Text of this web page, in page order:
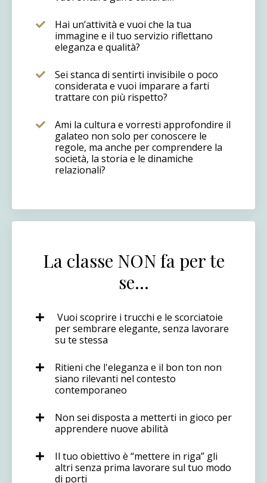
Hai un’attività e vuoi che la tua
immagine e il tuo servizio riflettano
eleganza e qualità?
Sei stanca di sentirti invisibile o poco
considerata e vuoi imparare a farti
trattare con più rispetto?
Ami la cultura e vorresti approfondire il
galateo non solo per conoscere le
regole, ma anche per comprendere la
società, la storia e le dinamiche
relazionali?
La classe NON fa per te
se…
Vuoi scoprire i trucchi e le scorciatoie
per sembrare elegante, senza lavorare
su te stessa
Ritieni che l'eleganza e il bon ton non
siano rilevanti nel contesto
contemporaneo
Non sei disposta a metterti in gioco per
apprendere nuove abilità
Il tuo obiettivo è “mettere in riga” gli
altri senza prima lavorare sul tuo modo
di porti